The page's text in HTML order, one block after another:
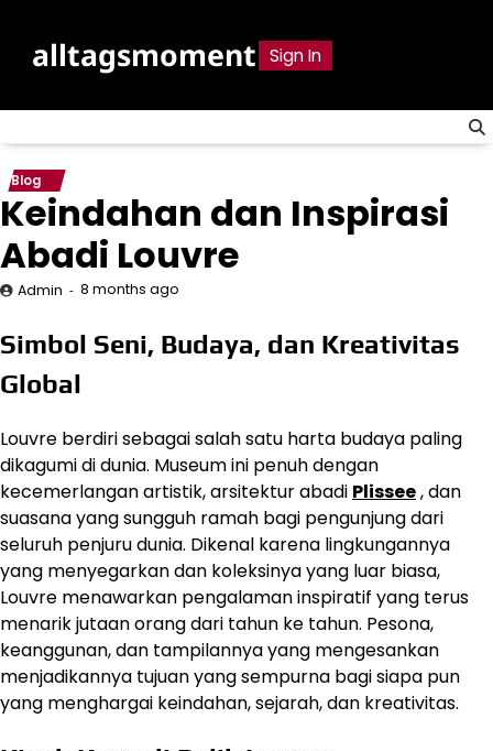
contentalltagsmoment Sign In
Blog
Keindahan dan Inspirasi
Abadi Louvre
Admin 8 months ago
Simbol Seni, Budaya, dan Kreativitas
Global
Louvre berdiri sebagai salah satu harta budaya paling
dikagumi di dunia. Museum ini penuh dengan
kecemerlangan artistik, arsitektur abadi Plissee, dan
suasana yang sungguh ramah bagi pengunjung dari
seluruh penjuru dunia. Dikenal karena lingkungannya
yang menyegarkan dan koleksinya yang luar biasa,
Louvre menawarkan pengalaman inspiratif yang terus
menarik jutaan orang dari tahun ke tahun. Pesona,
keanggunan, dan tampilannya yang mengesankan
menjadikannya tujuan yang sempurna bagi siapa pun
yang menghargai keindahan, sejarah, dan kreativitas.